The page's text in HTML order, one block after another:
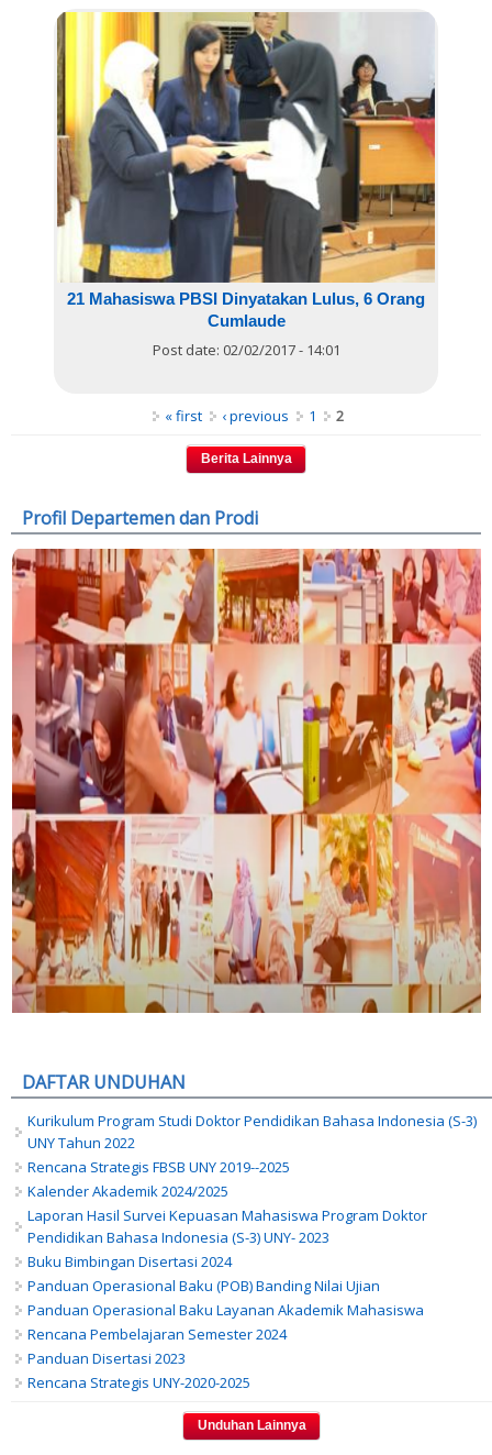
21 Mahasiswa PBSI Dinyatakan Lulus, 6 Orang
Cumlaude
Post date: 02/02/2017 - 14:01
« first ‹ previous 1 2
Profil Departemen dan Prodi
DAFTAR UNDUHAN
Kurikulum Program Studi Doktor Pendidikan Bahasa Indonesia (S-3)
UNY Tahun 2022
Rencana Strategis FBSB UNY 2019--2025
Kalender Akademik 2024/2025
Laporan Hasil Survei Kepuasan Mahasiswa Program Doktor
Pendidikan Bahasa Indonesia (S-3) UNY- 2023
Buku Bimbingan Disertasi 2024
Panduan Operasional Baku (POB) Banding Nilai Ujian
Panduan Operasional Baku Layanan Akademik Mahasiswa
Rencana Pembelajaran Semester 2024
Panduan Disertasi 2023
Rencana Strategis UNY-2020-2025